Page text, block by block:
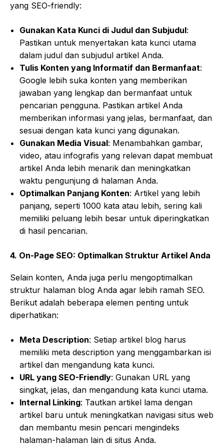
yang SEO-friendly:
Gunakan Kata Kunci di Judul dan Subjudul:
Pastikan untuk menyertakan kata kunci utama
dalam judul dan subjudul artikel Anda.
Tulis Konten yang Informatif dan Bermanfaat:
Google lebih suka konten yang memberikan
jawaban yang lengkap dan bermanfaat untuk
pencarian pengguna. Pastikan artikel Anda
memberikan informasi yang jelas, bermanfaat, dan
sesuai dengan kata kunci yang digunakan.
Gunakan Media Visual: Menambahkan gambar,
video, atau infografis yang relevan dapat membuat
artikel Anda lebih menarik dan meningkatkan
waktu pengunjung di halaman Anda.
Optimalkan Panjang Konten: Artikel yang lebih
panjang, seperti 1000 kata atau lebih, sering kali
memiliki peluang lebih besar untuk diperingkatkan
di hasil pencarian.
4. On-Page SEO: Optimalkan Struktur Artikel Anda
Selain konten, Anda juga perlu mengoptimalkan
struktur halaman blog Anda agar lebih ramah SEO.
Berikut adalah beberapa elemen penting untuk
diperhatikan:
Meta Description: Setiap artikel blog harus
memiliki meta description yang menggambarkan isi
artikel dan mengandung kata kunci.
URL yang SEO-Friendly: Gunakan URL yang
singkat, jelas, dan mengandung kata kunci utama.
Internal Linking: Tautkan artikel lama dengan
artikel baru untuk meningkatkan navigasi situs web
dan membantu mesin pencari mengindeks
halaman-halaman lain di situs Anda.